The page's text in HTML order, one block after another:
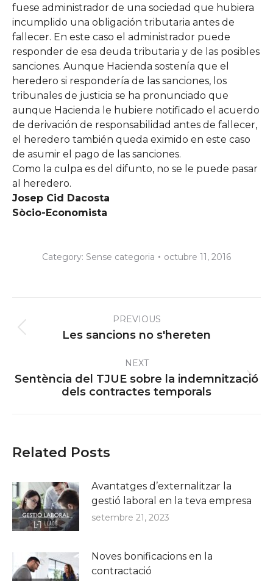
fuese administrador de una sociedad que hubiera
incumplido una obligación tributaria antes de
fallecer. En este caso el administrador puede
responder de esa deuda tributaria y de las posibles
sanciones. Aunque Hacienda sostenía que el
heredero si respondería de las sanciones, los
tribunales de justicia se ha pronunciado que
aunque Hacienda le hubiere notificado el acuerdo
de derivación de responsabilidad antes de fallecer,
el heredero también queda eximido en este caso
de asumir el pago de las sanciones.
Como la culpa es del difunto, no se le puede pasar
al heredero.
Josep Cid Dacosta
Sòcio-Economista
Category: Sense categoria octubre 11, 2016
navigationPREVIOUS
Previous
Les sancions no s'hereten
NEXT
Next
post:
Sentència del TJUE sobre la indemnització
dels contractes temporals
Related Posts
Avantatges d’externalitzar la
gestió laboral en la teva empresa
setembre 21, 2023
Noves bonificacions en la
contractació